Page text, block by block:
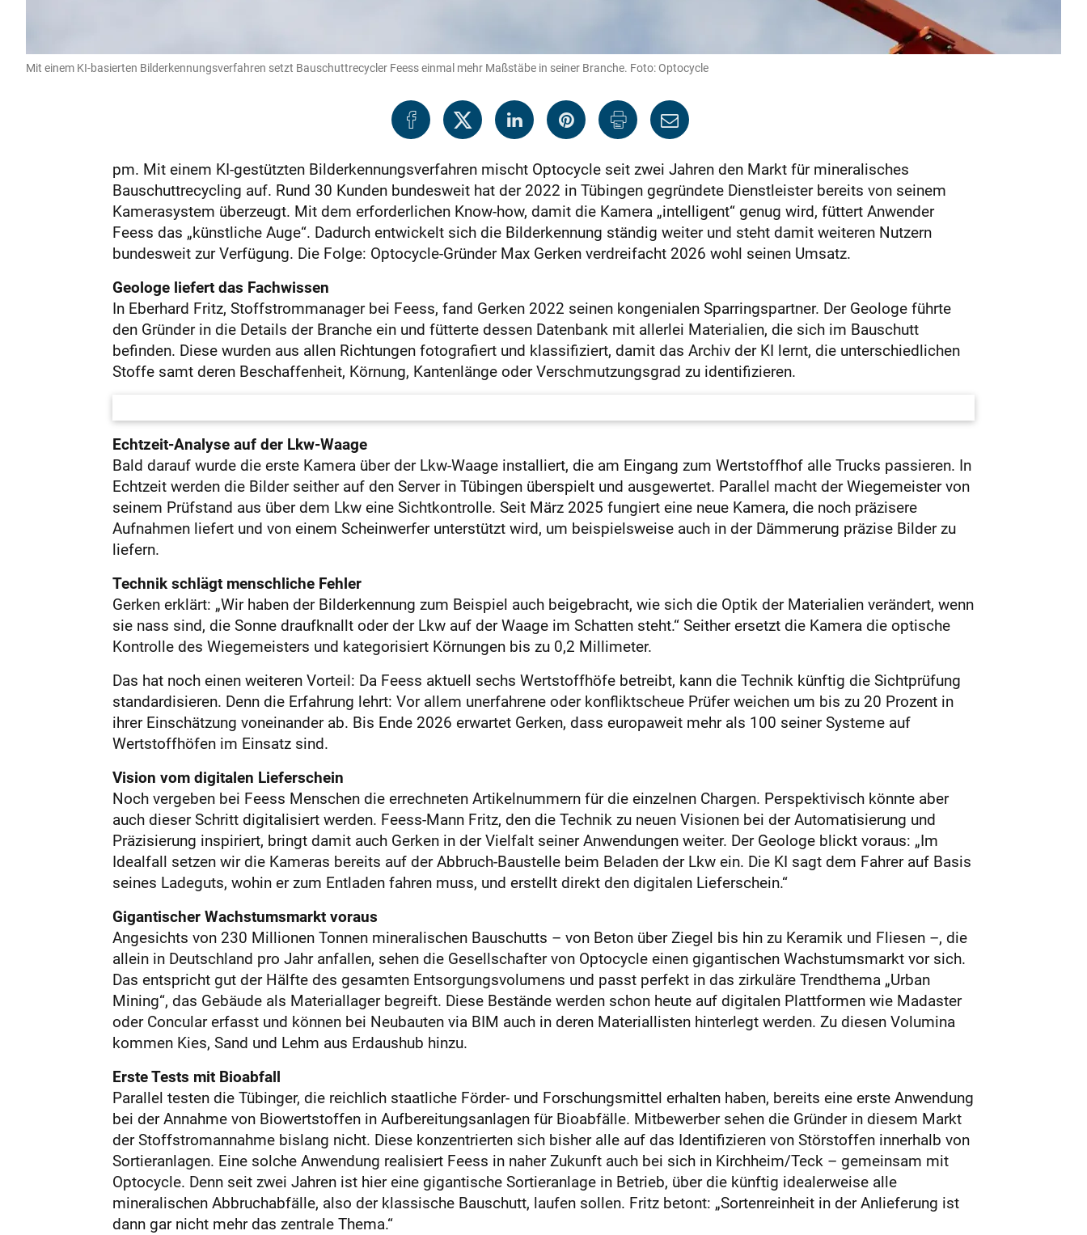
Mit einem KI-basierten Bilderkennungsverfahren setzt Bauschuttrecycler Feess einmal mehr Maßstäbe in seiner Branche. Foto: Optocycle
pm. Mit einem KI-gestützten Bilderkennungsverfahren mischt Optocycle seit zwei Jahren den Markt für mineralisches
Bauschuttrecycling auf. Rund 30 Kunden bundesweit hat der 2022 in Tübingen gegründete Dienstleister bereits von seinem
Kamerasystem überzeugt. Mit dem erforderlichen Know-how, damit die Kamera „intelligent“ genug wird, füttert Anwender
Feess das „künstliche Auge“. Dadurch entwickelt sich die Bilderkennung ständig weiter und steht damit weiteren Nutzern
bundesweit zur Verfügung. Die Folge: Optocycle-Gründer Max Gerken verdreifacht 2026 wohl seinen Umsatz.
Geologe liefert das Fachwissen
In Eberhard Fritz, Stoffstrommanager bei Feess, fand Gerken 2022 seinen kongenialen Sparringspartner. Der Geologe führte
den Gründer in die Details der Branche ein und fütterte dessen Datenbank mit allerlei Materialien, die sich im Bauschutt
befinden. Diese wurden aus allen Richtungen fotografiert und klassifiziert, damit das Archiv der KI lernt, die unterschiedlichen
Stoffe samt deren Beschaffenheit, Körnung, Kantenlänge oder Verschmutzungsgrad zu identifizieren.
Echtzeit-Analyse auf der Lkw-Waage
Bald darauf wurde die erste Kamera über der Lkw-Waage installiert, die am Eingang zum Wertstoffhof alle Trucks passieren. In
Echtzeit werden die Bilder seither auf den Server in Tübingen überspielt und ausgewertet. Parallel macht der Wiegemeister von
seinem Prüfstand aus über dem Lkw eine Sichtkontrolle. Seit März 2025 fungiert eine neue Kamera, die noch präzisere
Aufnahmen liefert und von einem Scheinwerfer unterstützt wird, um beispielsweise auch in der Dämmerung präzise Bilder zu
liefern.
Technik schlägt ­menschliche Fehler
Gerken erklärt: „Wir haben der Bilderkennung zum Beispiel auch beigebracht, wie sich die Optik der Materialien verändert, wenn
sie nass sind, die Sonne draufknallt oder der Lkw auf der Waage im Schatten steht.“ Seither ersetzt die Kamera die optische
Kontrolle des Wiegemeisters und kategorisiert Körnungen bis zu 0,2 Millimeter.
Das hat noch einen weiteren Vorteil: Da Feess aktuell sechs Wertstoffhöfe betreibt, kann die Technik künftig die Sichtprüfung
standardisieren. Denn die Erfahrung lehrt: Vor allem unerfahrene oder konfliktscheue Prüfer weichen um bis zu 20 Prozent in
ihrer Einschätzung voneinander ab. Bis Ende 2026 erwartet Gerken, dass europaweit mehr als 100 seiner Systeme auf
Wertstoffhöfen im Einsatz sind.
Vision vom digitalen ­Lieferschein
Noch vergeben bei Feess Menschen die errechneten Artikelnummern für die einzelnen Chargen. Perspektivisch könnte aber
auch dieser Schritt digitalisiert werden. Feess-Mann Fritz, den die Technik zu neuen Visionen bei der Automatisierung und
Präzisierung inspiriert, bringt damit auch Gerken in der Vielfalt seiner Anwendungen weiter. Der Geologe blickt voraus: „Im
Idealfall setzen wir die Kameras bereits auf der Abbruch-Baustelle beim Beladen der Lkw ein. Die KI sagt dem Fahrer auf Basis
seines Ladeguts, wohin er zum Entladen fahren muss, und erstellt direkt den digitalen Lieferschein.“
Gigantischer ­Wachstumsmarkt ­voraus
Angesichts von 230 Millionen Tonnen mineralischen Bauschutts – von Beton über Ziegel bis hin zu Keramik und Fliesen –, die
allein in Deutschland pro Jahr anfallen, sehen die Gesellschafter von Optocycle einen gigantischen Wachstumsmarkt vor sich.
Das entspricht gut der Hälfte des gesamten Entsorgungsvolumens und passt perfekt in das zirkuläre Trendthema „Urban
Mining“, das Gebäude als Materiallager begreift. Diese Bestände werden schon heute auf digitalen Plattformen wie Madaster
oder Concular erfasst und können bei Neubauten via BIM auch in deren Materiallisten hinterlegt werden. Zu diesen Volumina
kommen Kies, Sand und Lehm aus Erdaushub hinzu.
Erste Tests mit Bioabfall
Parallel testen die Tübinger, die reichlich staatliche Förder- und Forschungsmittel erhalten haben, bereits eine erste Anwendung
bei der Annahme von Biowertstoffen in Aufbereitungsanlagen für Bioabfälle. Mitbewerber sehen die Gründer in diesem Markt
der Stoffstromannahme bislang nicht. Diese konzentrierten sich bisher alle auf das Identifizieren von Störstoffen innerhalb von
Sortieranlagen. Eine solche Anwendung realisiert Feess in naher Zukunft auch bei sich in Kirchheim/Teck – gemeinsam mit
Optocycle. Denn seit zwei Jahren ist hier eine gigantische Sortieranlage in Betrieb, über die künftig idealerweise alle
mineralischen Abbruchabfälle, also der klassische Bauschutt, laufen sollen. Fritz betont: „Sortenreinheit in der Anlieferung ist
dann gar nicht mehr das zentrale Thema.“